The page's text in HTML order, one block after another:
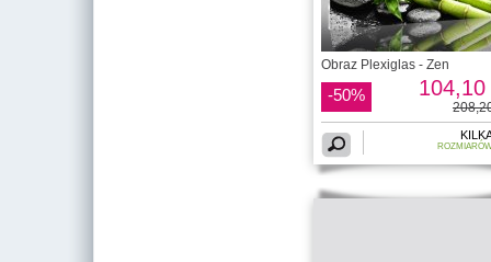
Obraz Plexiglas - Zen
-50% 104,10